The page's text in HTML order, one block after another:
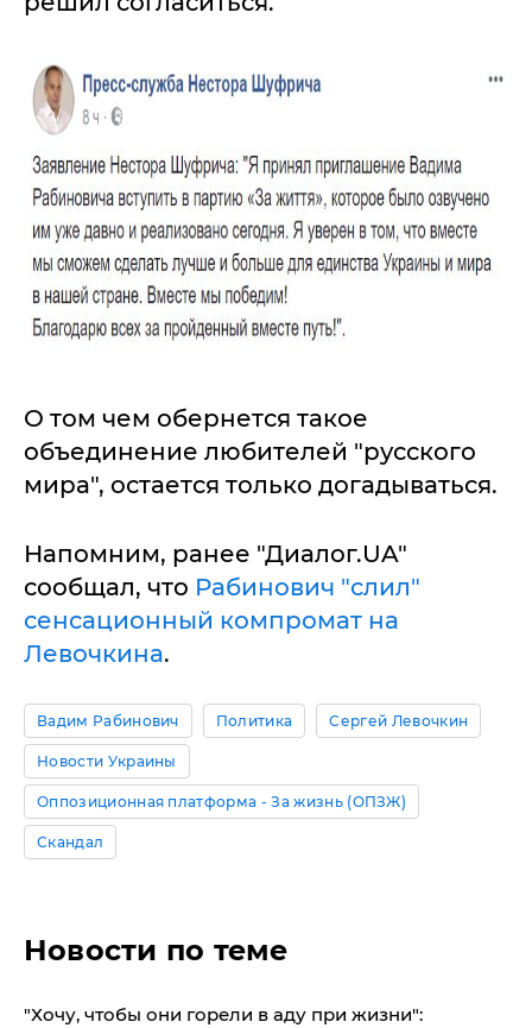
О том чем обернется такое
объединение любителей "русского
мира", остается только догадываться.
Напомним, ранее "Диалог.UA"
сообщал, что Рабинович "слил"
сенсационный компромат на
Левочкина.
Вадим Рабинович Политика Сергей Левочкин
Новости Украины
Оппозиционная платформа - За жизнь (ОПЗЖ)
Скандал
Новости по теме
"Хочу, чтобы они горели в аду при жизни":